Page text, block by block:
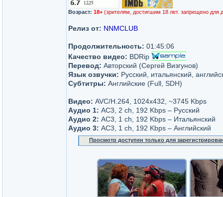
Возраст: 18+ (зрителям, достигшим 18 лет. запрещено для
Релиз от: NNMCLUB
Продолжительность: 01:45:06
Качество видео: BDRip
Перевод: Авторский (Сергей Визгунов)
Язык озвучки: Русский, итальянский,
Субтитры: Английские (Full, SDH)
Видео: AVC/H.264, 1024x432, ~3745 Kbps
Аудио 1: AC3, 2 ch, 192 Kbps – Русский
Аудио 2: AC3, 1 ch, 192 Kbps – Итальянский
Аудио 3: AC3, 1 ch, 192 Kbps – Английский
Просмотр доступен только для